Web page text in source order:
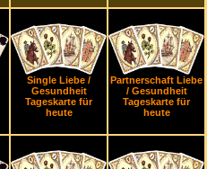
Single Liebe /
Gesundheit
Tageskarte für
heute
Partnerschaft Liebe
/ Gesundheit
Tageskarte für
heute